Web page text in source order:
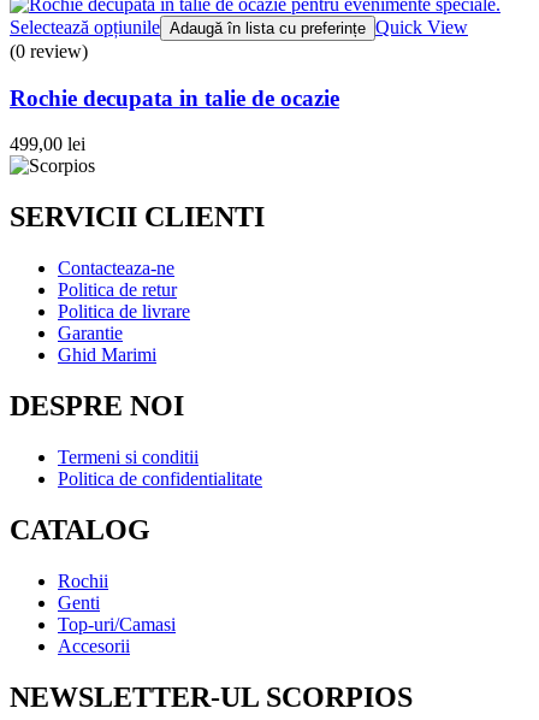
Selectează opțiunile Adaugă în lista cu preferințe Quick View
(0 review)
Rochie decupata in talie de ocazie
499,00 lei
SERVICII CLIENTI
Contacteaza-ne
Politica de retur
Politica de livrare
Garantie
Ghid Marimi
DESPRE NOI
Termeni si conditii
Politica de confidentialitate
CATALOG
Rochii
Genti
Top-uri/Camasi
Accesorii
NEWSLETTER-UL SCORPIOS